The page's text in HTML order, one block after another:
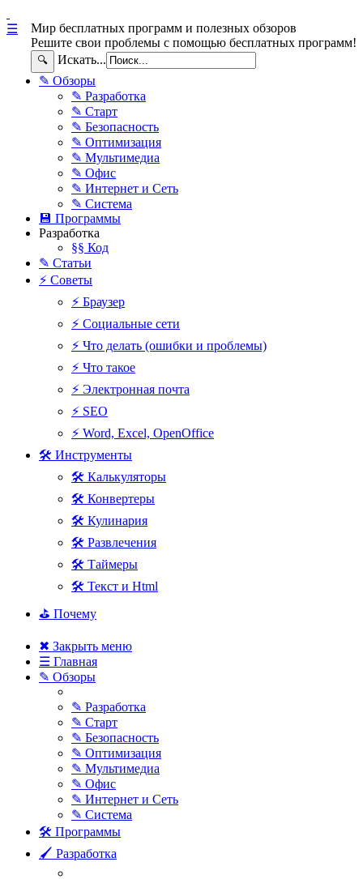
Мир бесплатных программ и полезных обзоров
Решите свои проблемы с помощью бесплатных программ!
🔍 Искать...
☰
✎ Обзоры
✎ Разработка
✎ Старт
✎ Безопасность
✎ Оптимизация
✎ Мультимедиа
✎ Офис
✎ Интернет и Сеть
✎ Система
💾 Программы
Разработка
§§ Код
✎ Статьи
⚡ Советы
⚡ Браузер
⚡ Социальные сети
⚡ Что делать (ошибки и проблемы)
⚡ Что такое
⚡ Электронная почта
⚡ SEO
⚡ Word, Excel, OpenOffice
🛠 Инструменты
🛠 Калькуляторы
🛠 Конвертеры
🛠 Кулинария
🛠 Развлечения
🛠 Таймеры
🛠 Текст и Html
⛳ Почему
✖ Закрыть меню
☰ Главная
✎ Обзоры
✎ Разработка
✎ Старт
✎ Безопасность
✎ Оптимизация
✎ Мультимедиа
✎ Офис
✎ Интернет и Сеть
✎ Система
🛠 Программы
🖌 Разработка